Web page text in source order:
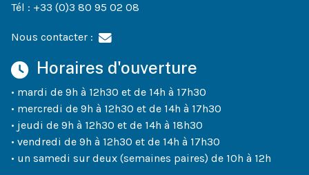
Tél : +33 (0)3 80 95 02 08
Nous contacter :
Horaires d'ouverture
• mardi de 9h à 12h30 et de 14h à 17h30
• mercredi de 9h à 12h30 et de 14h à 17h30
• jeudi de 9h à 12h30 et de 14h à 18h30
• vendredi de 9h à 12h30 et de 14h à 17h30
• un samedi sur deux (semaines paires) de 10h à 12h